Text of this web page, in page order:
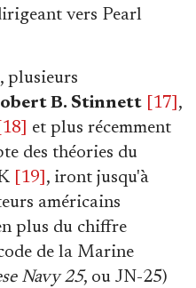
vers Pearl
plusieurs
B. Stinnett [17] ,
[18]
et plus récemment
des théories du
[19] , iront jusqu'à
américains
plus du chiffre
de la Marine
Navy 25, ou JN-25)